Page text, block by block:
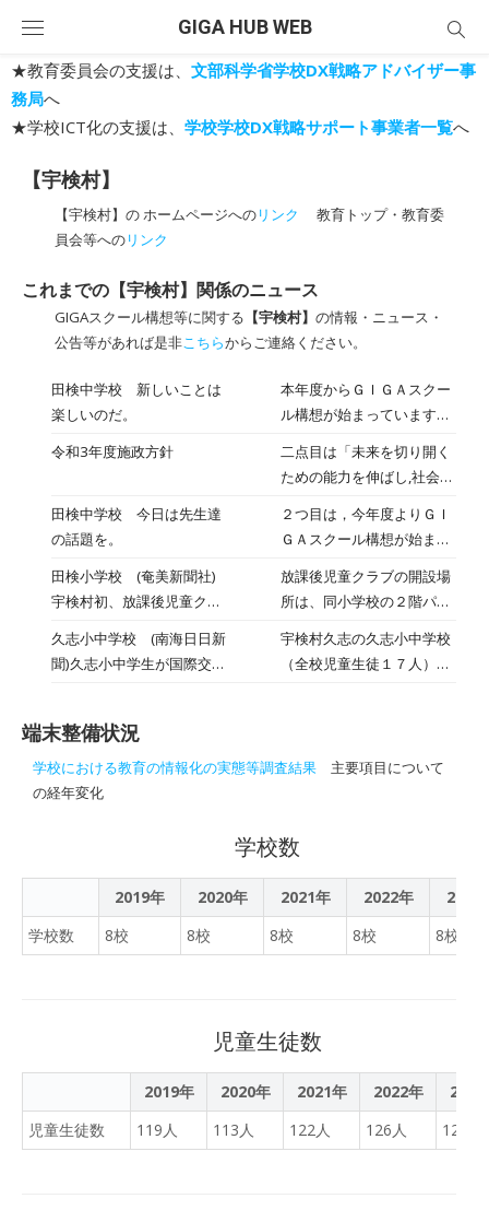
content
GIGA HUB WEB
★教育委員会の支援は、 文部科学省学校DX戦略アドバイザー事
務局へ
★学校ICT化の支援は、 学校学校DX戦略サポート事業者一覧へ
【宇検村】
【宇検村】の ホームページへのリンク
教育トップ・教育委
員会等へのリンク
これまでの【宇検村】関係のニュース
GIGAスクール構想等に関する 【宇検村】 の情報・ニュース・
公告等があれば是非こちらからご連絡ください。
田検中学校 新しいことは
楽しいのだ。
本年度からＧＩＧＡスクー
ル構想が始まっています。
端末を使える環境になりま
した。本日は３年生の授業
でタブレットを使ってみま
した。
令和3年度施政方針
二点目は「未来を切り開く
ための能力を伸ばし,社会で
進」です。本村の児童生徒
の学力は,昨年度の小学5年
生,中学1・2年生を対象と
した鹿児島学習定着度調査
の結果においては,概ね県平
均以上を達成している状況
であります。ただし,中学校
ありました。また,児童生徒
の向上の課題もあります。
その解決を目指すために,村
教育研究会による各種教職
員研修会や校内研修会の充
実及び個人に応じた指導や
徒一人,1台端末」整備によ
る情報活用能力などの向上
を図ってまいります。
田検中学校 今日は先生達
の話題を。
２つ目は，今年度よりＧＩ
ＧＡスクール構想が始まっ
す。それにともなって，今
年度からＩＣＴ支援員の方
が来校されます。今日，来
校されました。ＰＣででき
用だけではなく，校務効率
んのことを学ぼうと思いま
田検小学校 (奄美新聞社)
宇検村初、放課後児童クラ
放課後児童クラブの開設場
所は、同小学校の２階パソ
が進めるギガスクール構想
により使用されなくなった
みなど長期休暇中は、平日
の利用料は月額５千円で、
８月のみ１万円の設定。
久志小中学校 (南海日日新
聞)久志小中学生が国際交
宇検村久志の久志小中学校
（全校児童生徒１７人）が
ライン交流会「ジュニア・
た。共通テーマを「ウィ
ズ・コロナ」と設定し、英
語でコロナ禍の現状を報告
しあった。
端末整備状況
学校における教育の情報化の実態等調査結果 主要項目について
の経年変化
学校数
2019年 2020年 2021年 2022年
2023
学校数
8校 8校 8校 8校 8校
児童生徒数
2019年 2020年 2021年 2022年
2023
児童生徒数
119人 113人 122人 126人 129人